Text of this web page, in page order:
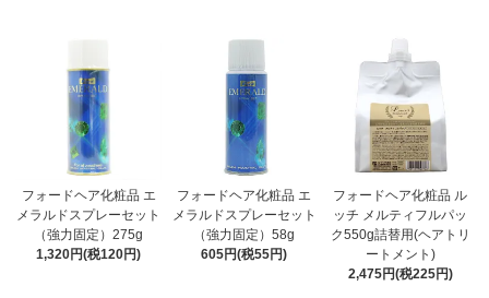
フォードヘア化粧品 エ
メラルドスプレーセット
（強力固定）275g
1,320円(税120円)
フォードヘア化粧品 エ
メラルドスプレーセット
（強力固定）58g
605円(税55円)
フォードヘア化粧品 ル
ッチ メルティフルパッ
ク550g詰替用(ヘアトリ
ートメント)
2,475円(税225円)